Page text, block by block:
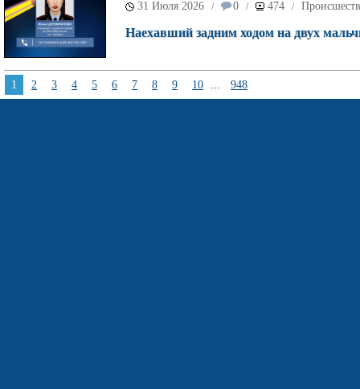
31 Июля 2026 / 0 / 474 /
Наехавший задним ходом на двух
1 2 3 4 5 6 7 8 9 10 ... 948